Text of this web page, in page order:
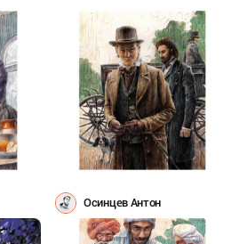
Осинцев Антон